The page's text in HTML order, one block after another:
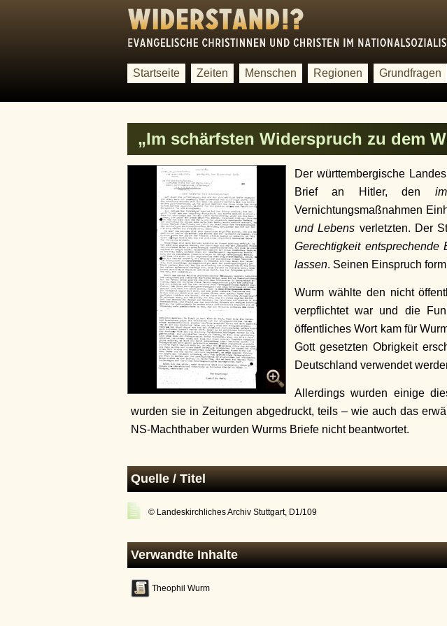
Startseite Zeiten Menschen Regionen Grundfragen
„Im schärfsten Widerspruch zu dem
Der württembergische
Brief an Hitler, den
Vernichtungsmaßnahmen
und Lebens verletzten. Der
Gerechtigkeit
lassen. Seinen Einspruch
Wurm wählte den nicht
verpflichtet war und die
öffentliches Wort kam für
Gott gesetzten Obrigkeit
Deutschland verwendet
Allerdings wurden einige
wurden sie in Zeitungen abgedruckt, teils – wie auch das
NS-Machthaber wurden Wurms Briefe nicht beantwortet.
Quelle / Titel
© Landeskirchliches Archiv Stuttgart, D1/109
Verwandte Inhalte
Theophil Wurm